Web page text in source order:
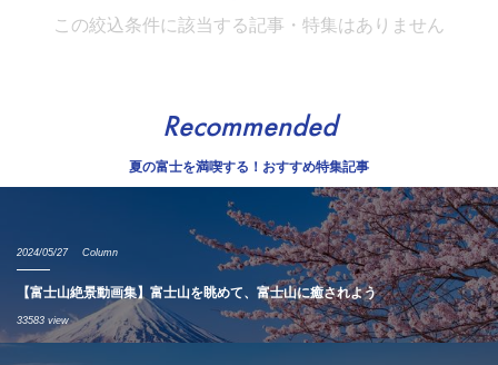
この絞込条件に該当する記事・特集はありません
Recommended
夏の富士を満喫する！おすすめ特集記事
2024/05/27 Column
【富士山絶景動画集】富士山を眺めて、富士山に癒されよう
33583 view